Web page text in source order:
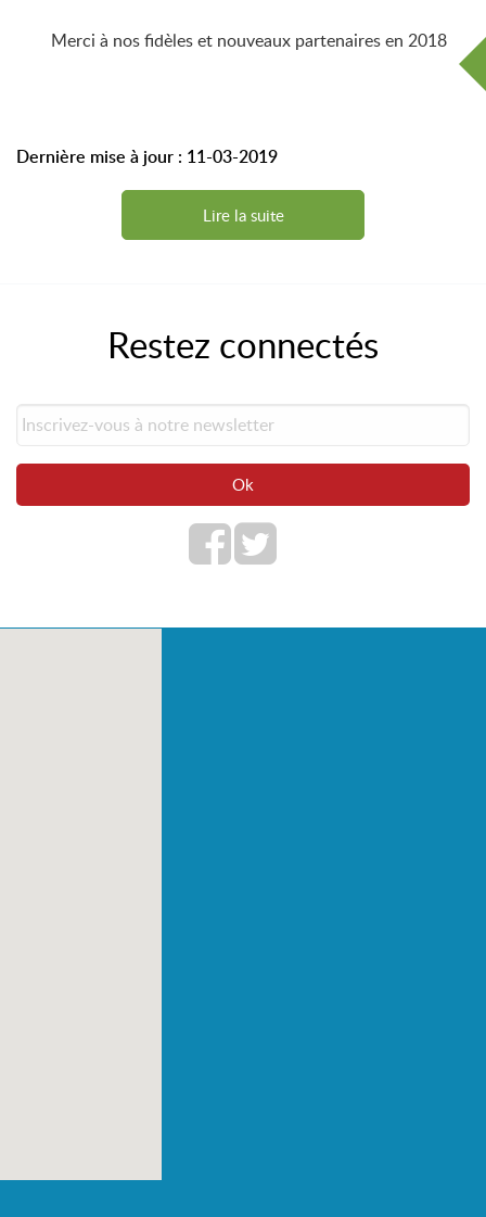
Merci à nos fidèles et nouveaux partenaires en 2018
Dernière mise à jour : 11-03-2019
Lire la suite
Restez connectés